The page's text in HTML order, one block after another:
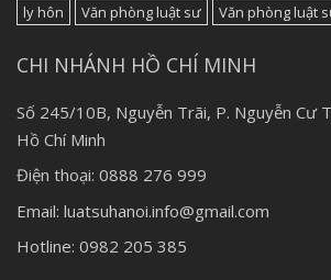
ly hôn
Văn phòng luật sư Văn phòng luật
CHI NHÁNH HỒ CHÍ MINH
Số 245/10B, Nguyễn Trãi, P. Nguyễn Cư
Hồ Chí Minh
Điện thoại: 0888 276 999
Email: luatsuhanoi.info@gmail.com
Hotline: 0982 205 385